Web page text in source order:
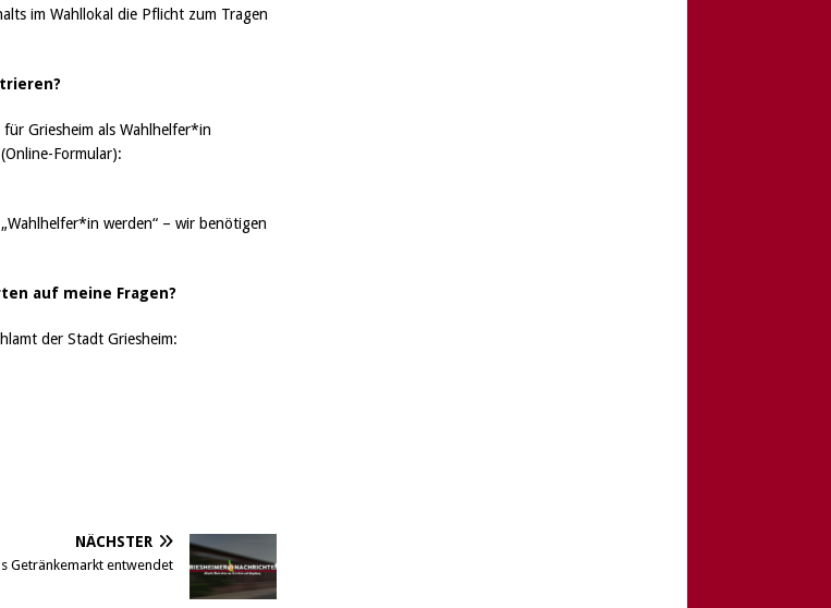
im Wahllokal die Pflicht zum Tragen
Griesheim als Wahlhelfer*in
Formular):
werden“ – wir benötigen
auf meine Fragen?
der Stadt Griesheim:
NÄCHSTER
Getränkemarkt entwendet